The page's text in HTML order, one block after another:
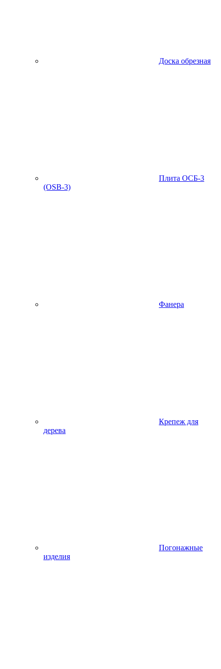
Доска обрезная
Плита ОСБ-3
(OSB-3)
Фанера
Крепеж для
дерева
Погонажные
изделия